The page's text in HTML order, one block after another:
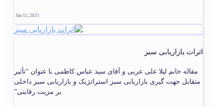
Jan 15, 2025
اثرات بازاریابی سبز
مقاله خانم لیلا علی عربی و آقای سید عباس کاظمی با عنوان “تأثیر
متقابل جهت گیری بازاریابی سبز استراتژیک و بازاریابی سبز داخلی
بر مزیت رقابتی”